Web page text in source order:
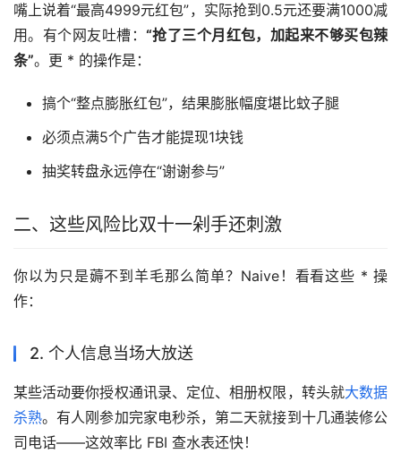
嘴上说着“最高4999元红包”，实际抢到0.5元还要满1000减
用。有个网友吐槽： “抢了三个月红包，加起来不够买包辣
条”。更 * 的操作是：
搞个“整点膨胀红包”，结果膨胀幅度堪比蚊子腿
必须点满5个广告才能提现1块钱
抽奖转盘永远停在“谢谢参与”
二、这些风险比双十一剁手还刺激
你以为只是薅不到羊毛那么简单？Naive！看看这些 * 操
作：
2. 个人信息当场大放送
某些活动要你授权通讯录、定位、相册权限，转头就大数据
杀熟。有人刚参加完家电秒杀，第二天就接到十几通装修公
司电话——这效率比 FBI 查水表还快！